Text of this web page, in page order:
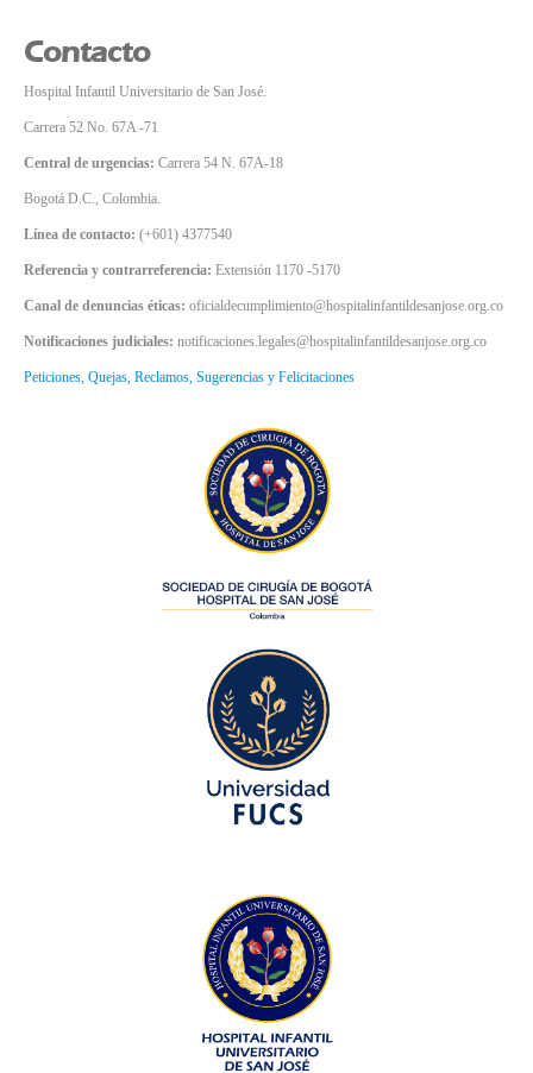
Contacto
Hospital Infantil Universitario de San José.
Carrera 52 No. 67A -71
Central de urgencias: Carrera 54 N. 67A-18
Bogotá D.C., Colombia.
Línea de contacto: (+601) 4377540
Referencia y contrarreferencia: Extensión 1170 -5170
Canal de denuncias éticas: oficialdecumplimiento@hospitalinfantildesanjose.org.co
Notificaciones judiciales: notificaciones.legales@hospitalinfantildesanjose.org.co
Peticiones, Quejas, Reclamos, Sugerencias y Felicitaciones